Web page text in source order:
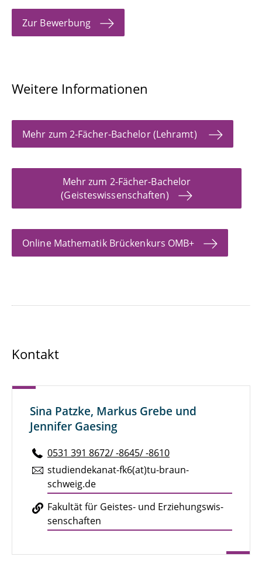
Zur Bewerbung
Weitere Informationen
Mehr zum 2-Fächer-Bachelor (Lehramt)
Mehr zum 2-Fächer-Bachelor
(Geisteswissenschaften)
Online Mathematik Brückenkurs OMB+
Kontakt
Sina Patzke, Markus Grebe und
Jennifer Gaesing
0531 391 8672/ -8645/ -8610
stu­di­en­de­ka­nat-fk6(at)tu-braun­
schweig.de
Fa­kul­tät für Geistes- und Er­zie­hungs­wis­
sen­schaf­ten